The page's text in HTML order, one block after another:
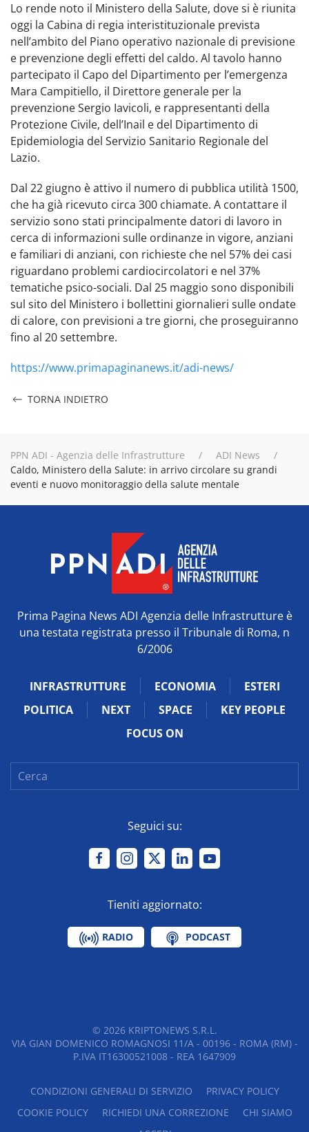
Lo rende noto il Ministero della Salute, dove si è riunita
oggi la Cabina di regia interistituzionale prevista
nell’ambito del Piano operativo nazionale di previsione
e prevenzione degli effetti del caldo. Al tavolo hanno
partecipato il Capo del Dipartimento per l’emergenza
Mara Campitiello, il Direttore generale per la
prevenzione Sergio Iavicoli, e rappresentanti della
Protezione Civile, dell’Inail e del Dipartimento di
Epidemiologia del Servizio Sanitario Regionale del
Lazio.
Dal 22 giugno è attivo il numero di pubblica utilità 1500,
che ha già ricevuto circa 300 chiamate. A contattare il
servizio sono stati principalmente datori di lavoro in
cerca di informazioni sulle ordinanze in vigore, anziani
e familiari di anziani, con richieste che nel 57% dei casi
riguardano problemi cardiocircolatori e nel 37%
tematiche psico-sociali. Dal 25 maggio sono disponibili
sul sito del Ministero i bollettini giornalieri sulle ondate
di calore, con previsioni a tre giorni, che proseguiranno
fino al 20 settembre.
https://www.primapaginanews.it/adi-news/
TORNA INDIETRO
PPN ADI - Agenzia delle Infrastrutture
ADI News
Caldo, Ministero della Salute: in arrivo circolare su grandi
eventi e nuovo monitoraggio della salute mentale
Prima Pagina News ADI Agenzia delle Infrastrutture è
una testata registrata presso il Tribunale di Roma, n
6/2006
INFRASTRUTTURE ECONOMIA
ESTERI
POLITICA
NEXT SPACE
KEY PEOPLE
FOCUS ON
Seguici su:
Tieniti aggiornato:
RADIO PODCAST
© 2026KRIPTONEWS S.R.L.
VIA GIAN DOMENICO ROMAGNOSI 11/A - 00196 - ROMA (RM) -
P.IVA IT16300521008 - REA 1647909
CONDIZIONI GENERALI DI SERVIZIO
PRIVACY POLICY
COOKIE POLICY
RICHIEDI UNA CORREZIONE
CHI SIAMO